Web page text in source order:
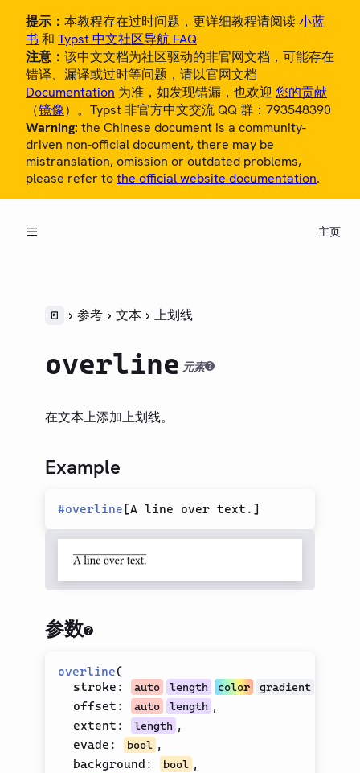
提示： 本教程存在过时问题，更详细教程请阅读小蓝
书 和 Typst 中文社区导航 FAQ
注意： 该中文文档为社区驱动的非官网文档，可能存在
错译、漏译或过时等问题，请以官网文档
Documentation 为准，如发现错漏，也欢迎 您的贡献
（镜像）。Typst 非官方中文交流 QQ 群：793548390
Warning: the Chinese document is a community-
driven non-official document, there may be
mistranslation, omission or outdated problems,
please refer tothe official website documentation.
主页
概览
教程
参考
样式
类型（旧）
基础
文本
换行
假文
转小写
上划线
显示为小写
删除线
参考 文本 上划线
overline 元素
在文本上添加上划线。
Example
#overline [A line over text. ]
参数
overline(
stroke : auto length color gradient
offset : auto length ,
extent : length ,
evade : bool ,
background : bool ,